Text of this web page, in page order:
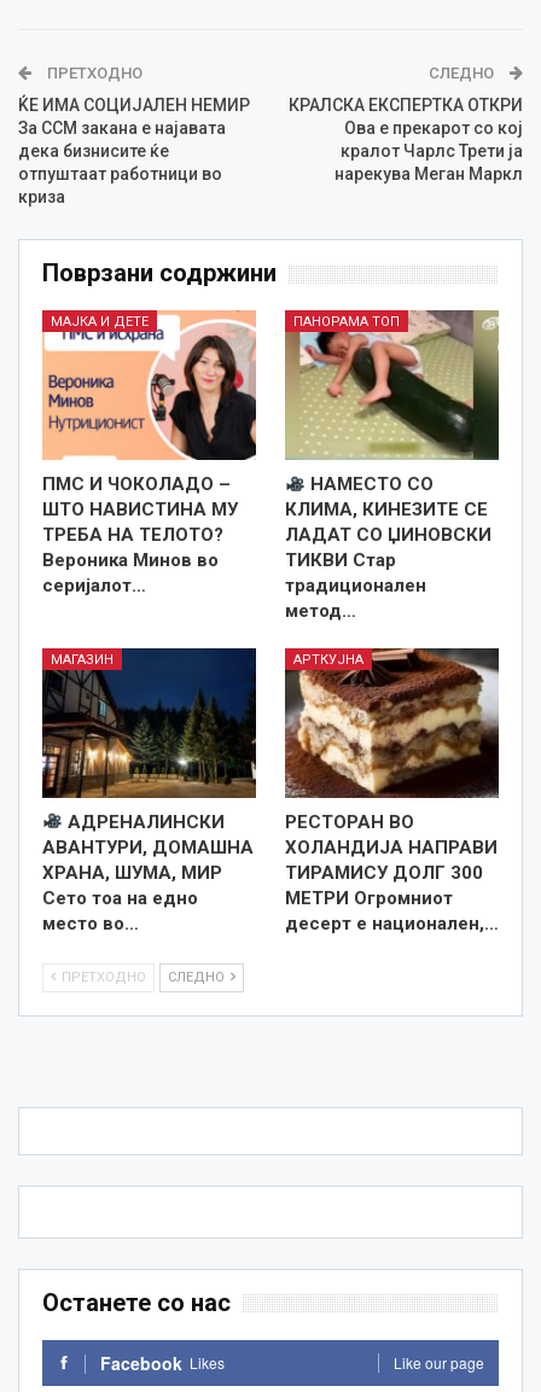
ПРЕТХОДНО
ЌЕ ИМА СОЦИЈАЛЕН НЕМИР
За ССМ закана е најавата
дека бизнисите ќе
отпуштаат работници во
криза
СЛЕДНО
КРАЛСКА ЕКСПЕРТКА ОТКРИ
Ова е прекарот со кој
кралот Чарлс Трети ја
нарекува Меган Маркл
Поврзани содржини
МАЈКА И ДЕТЕ
ПМС И ЧОКОЛАДО –
ШТО НАВИСТИНА МУ
ТРЕБА НА ТЕЛОТО?
Вероника Минов во
серијалот…
ПАНОРАМА ТОП
НАМЕСТО СО
КЛИМА, КИНЕЗИТЕ СЕ
ЛАДАТ СО ЏИНОВСКИ
ТИКВИ Стар
традиционален
метод…
МАГАЗИН
АДРЕНАЛИНСКИ
АВАНТУРИ, ДОМАШНА
ХРАНА, ШУМА, МИР
Сето тоа на едно
место во…
АРТКУЈНА
РЕСТОРАН ВО
ХОЛАНДИЈА НАПРАВИ
ТИРАМИСУ ДОЛГ 300
МЕТРИ Огромниот
десерт е национален,…
ПРЕТХОДНО СЛЕДНО
Останете со нас
Facebook Likes Like our page